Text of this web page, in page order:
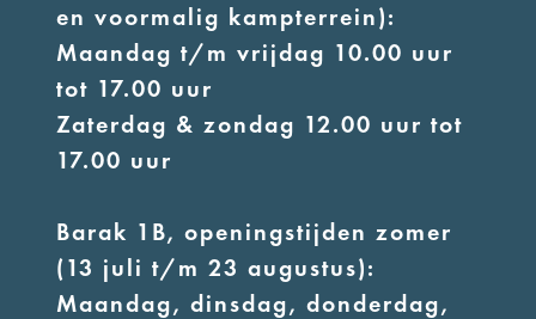
en voormalig kampterrein):
Maandag t/m vrijdag 10.00 uur
tot 17.00 uur
Zaterdag & zondag 12.00 uur tot
17.00 uur
Barak 1B, openingstijden zomer
(13 juli t/m 23 augustus):
Maandag, dinsdag, donderdag,